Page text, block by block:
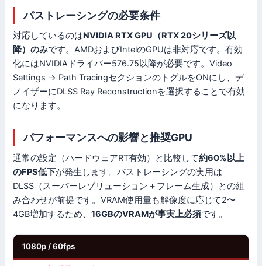
パストレーシングの必要条件
対応しているのはNVIDIA RTX GPU（RTX 20シリーズ以
降）のみです。AMDおよびIntelのGPUは非対応です。有効
化にはNVIDIAドライバー576.75以降が必要です。Video
Settings → Path TracingセクションのトグルをONにし、デ
ノイザーにDLSS Ray Reconstructionを選択することで有効
になります。
パフォーマンスへの影響と推奨GPU
通常の設定（ハードウェアRT有効）と比較して約60%以上
のFPS低下が発生します。パストレーシングの実用は
DLSS（スーパーレゾリューション＋フレーム生成）との組
み合わせが前提です。VRAM使用量も解像度に応じて2〜
4GB増加するため、16GBのVRAMが事実上必須です。
1080p / 60fps